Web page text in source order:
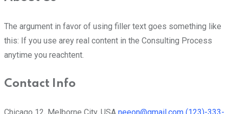
The argument in favor of using filler text goes something like
this: If you use arey real content in the Consulting Process
anytime you reachtent.
Contact Info
Chicago 12, Melborne City, USA neeon@gmail.com (123)-333-